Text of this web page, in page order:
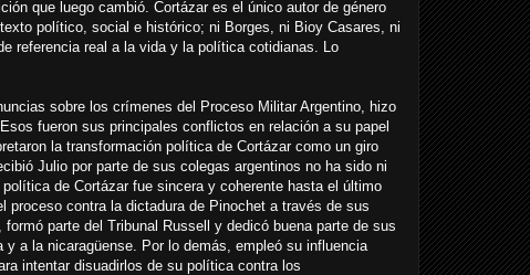
que luego cambió. Cortázar es el único autor de género
político, social e histórico; ni Borges, ni Bioy Casares, ni
referencia real a la vida y la política cotidianas. Lo
sobre los crímenes del Proceso Militar Argentino, hizo
fueron sus principales conflictos en relación a su papel
la transformación política de Cortázar como un giro
Julio por parte de sus colegas argentinos no ha sido ni
de Cortázar fue sincera y coherente hasta el último
proceso contra la dictadura de Pinochet a través de sus
parte del Tribunal Russell y dedicó buena parte de sus
a la nicaragüense. Por lo demás, empleó su influencia
intentar disuadirlos de su política contra los